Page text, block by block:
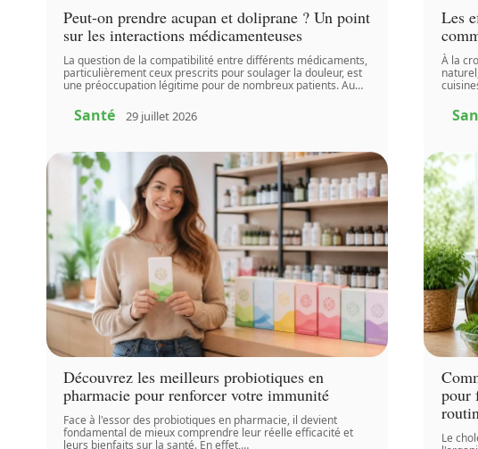
Peut-on prendre acupan et doliprane ? Un point
sur les interactions médicamenteuses
La question de la compatibilité entre différents médicaments,
particulièrement ceux prescrits pour soulager la douleur, est
une préoccupation légitime pour de nombreux patients. Au…
Santé 29 juillet 2026
Les
À la
Découvrez les meilleurs probiotiques en
pharmacie pour renforcer votre immunité
Face à l'essor des probiotiques en pharmacie, il devient
fondamental de mieux comprendre leur réelle efficacité et
leurs bienfaits sur la santé. En effet,…
pour
Le